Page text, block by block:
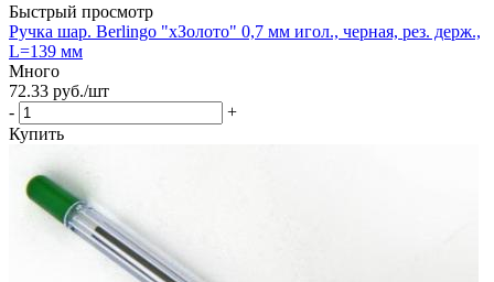
Быстрый просмотр
Ручка шар. Berlingo "xЗолото" 0,7 мм игол., черная, рез. держ.,
L=139 мм
Много
72.33 руб./шт
-
+
Купить